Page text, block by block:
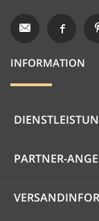
INFORMATION
PARTNER-